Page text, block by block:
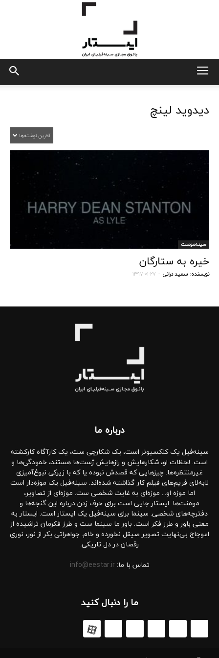
دیدوید لینچ
آخرین نوشته‌ها
سینه‌مومنت
خیره به ستارگان
نویسنده: سعید درانی - ۱۳۹۷-۰۱-۲۷
درباره‌ ما
سینه‌فیل یک کلکسیونر است، یک شکارچی ست، یک کارآگاه کارکشته
است. لحظات او، شکارهایش و رازهایش ژست‌ها هستند، خمودگی‌ها و
غیرمنتظره‌ها. چیزهایی که قصدش نبوده یا که با زیرکی نبوغ‌آمیزی
لابه‌لای فریم‌های فیلم کار گذاشته شده‌اند. سینه‌فیل یک موزه‌دار است
اما موزه او... موزه‌ای به غایت شخصی ست. موزه‌ای از تصاویر،
مومنت‌ها. ایستار جایی است برای حرف زدن درباره این گنجه‌ها و
دفترچه‌های شخصی. سینما برای سینه‌فیل یک ایستار است. ایستار به
معنی باور و طرز فکر است. باور ما سینما ست و طرز فکرمان تراشیده از
اعوجاج بی‌نهایت تصویر صیقل نخورده و خام. جواهراتی بکر از نور، نوری
رقصان در دل تاریکی.
تماس با ما:info@eestar.ir
ما را دنبال کنید